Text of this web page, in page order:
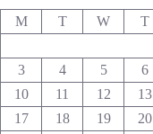
M T W T
3
4 5 6
10
11 12 13
17
18 19 20